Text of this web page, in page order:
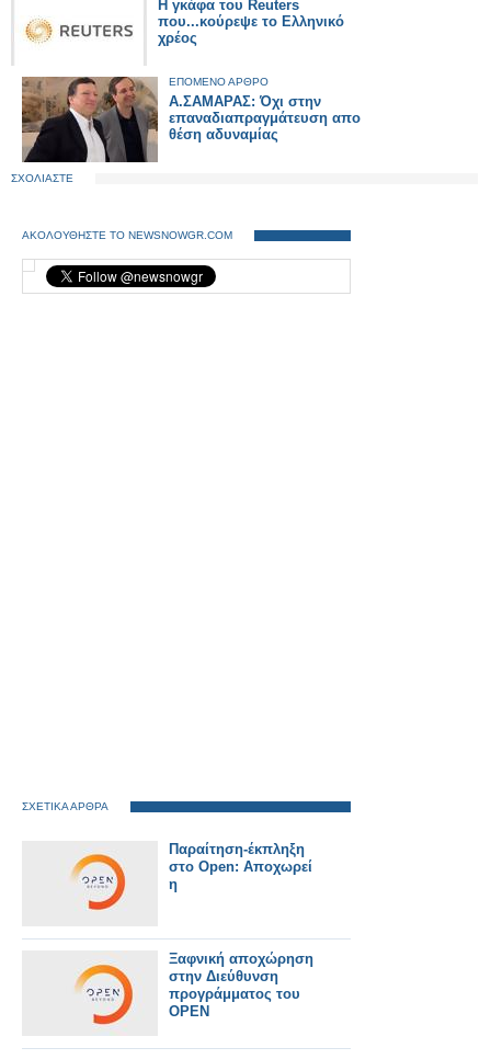
Η γκάφα του Reuters
που...κούρεψε το Ελληνικό
χρέος
ΕΠΟΜΕΝΟ ΑΡΘΡΟ
Α.ΣΑΜΑΡΑΣ: Όχι στην
επαναδιαπραγμάτευση απο
θέση αδυναμίας
ΣΧΟΛΙΑΣΤΕ
ΑΚΟΛΟΥΘΗΣΤΕ ΤΟ NEWSNOWGR.COM
ΣΧΕΤΙΚΑ ΑΡΘΡΑ
Παραίτηση-έκπληξη
στο Open: Αποχωρεί
η
Ξαφνική αποχώρηση
στην Διεύθυνση
προγράμματος του
OPEN